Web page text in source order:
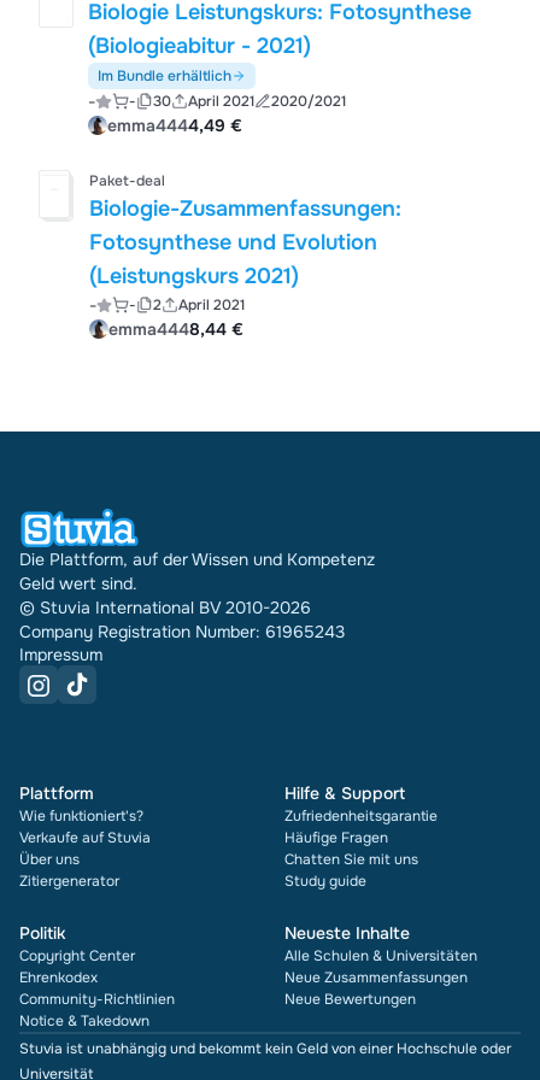
Biologie Leistungskurs: Fotosynthese
(Biologieabitur - 2021)
Im Bundle erhältlich
- - 30 April 2021 2020/2021
emma4444,49 €
Paket-deal
Biologie-Zusammenfassungen:
Fotosynthese und Evolution
(Leistungskurs 2021)
- - 2 April 2021
emma4448,44 €
Die Plattform, auf der Wissen und Kompetenz
Geld wert sind.
© Stuvia International BV 2010-2026
Company Registration Number: 61965243
Impressum
Plattform
Wie funktioniert's?
Verkaufe auf Stuvia
Über uns
Zitiergenerator
Hilfe & Support
Zufriedenheitsgarantie
Häufige Fragen
Chatten Sie mit uns
Study guide
Politik
Copyright Center
Ehrenkodex
Community-Richtlinien
Notice & Takedown
Neueste Inhalte
Alle Schulen & Universitäten
Neue Zusammenfassungen
Neue Bewertungen
Stuvia ist unabhängig und bekommt kein Geld von einer Hochschule oder
Universität